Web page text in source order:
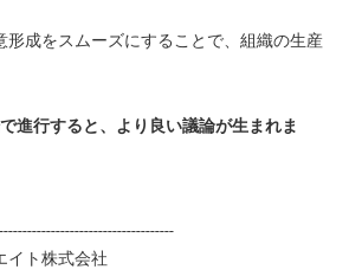
形成をスムーズにすることで、組織の生産
進行すると、より良い議論が生まれま
イト株式会社